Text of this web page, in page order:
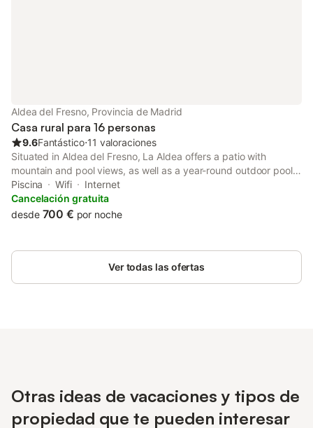
Aldea del Fresno, Provincia de Madrid
Casa rural para 16 personas
9.6Fantástico⋅11 valoraciones
Situated in Aldea del Fresno, La Aldea offers a patio with
mountain and pool views, as well as a year-round outdoor pool,
solarium and open-air bath. This property offers access to a
balcony, table tennis, free private parking and free WiFi.
Piscina Wifi
Internet
Cancelación gratuita
desde 700 € por noche
Ver todas las ofertas
Otras ideas de vacaciones y tipos de
propiedad que te pueden interesar